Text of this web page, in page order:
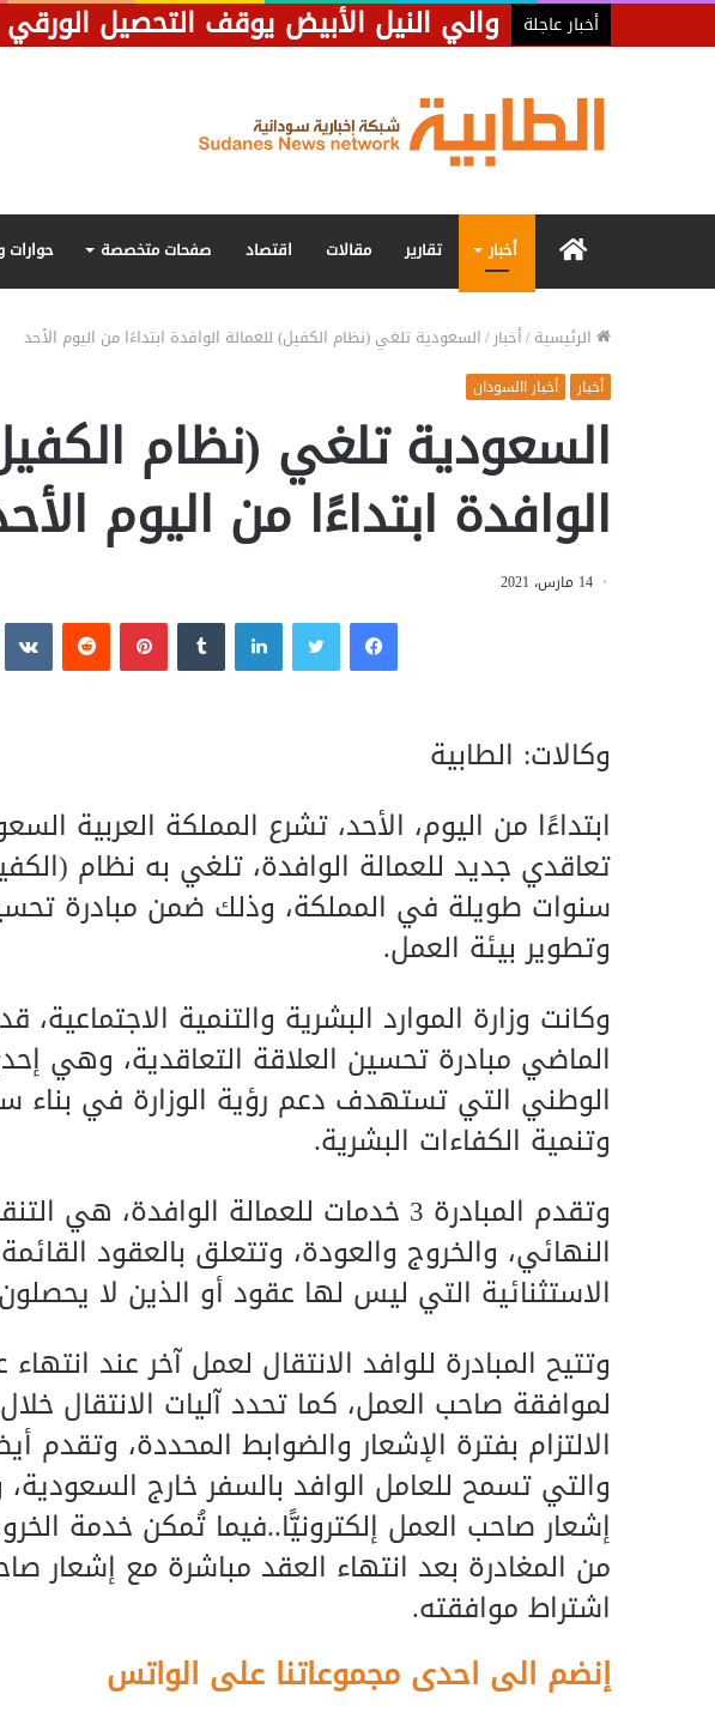
أخبار عاجلة والي النيل الأبيض يوقف التحصيل
الرئيسيةأخبار تقارير مقالات اقتصاد صفحات متخصصة حوارات
الرئيسية/أخبار/السعودية تلغي (نظام الكفيل) للعمالة الوافدة ابتداءًا من اليوم الأحد
أخبار أخبار االسودان
السعودية تلغي (نظام
الوافدة ابتداءًا من اليوم
14 مارس، 2021
فيسبوك لينكدإن بينتيريست
وكالات: الطابية
ابتداءًا من اليوم، الأحد، تشرع المملكة العربية
تعاقدي جديد للعمالة الوافدة، تلغي به نظام
سنوات طويلة في المملكة، وذلك ضمن مبادرة
وتطوير بيئة العمل.
وكانت وزارة الموارد البشرية والتنمية
الماضي مبادرة تحسين العلاقة التعاقدية، وهي
الوطني التي تستهدف دعم رؤية الوزارة في
وتنمية الكفاءات البشرية.
وتقدم المبادرة 3 خدمات للعمالة الوافدة،
النهائي، والخروج والعودة، وتتعلق بالعقود
الاستثنائية التي ليس لها عقود أو الذين لا
وتتيح المبادرة للوافد الانتقال لعمل آخر عند
لموافقة صاحب العمل، كما تحدد آليات الانتقال
الالتزام بفترة الإشعار والضوابط المحددة، وتقدم
والتي تسمح للعامل الوافد بالسفر خارج
إشعار صاحب العمل إلكترونيًّا..فيما تُمكن خدمة
من المغادرة بعد انتهاء العقد مباشرة مع إشعار
اشتراط موافقته.
إنضم الى احدى مجموعاتنا على الواتس